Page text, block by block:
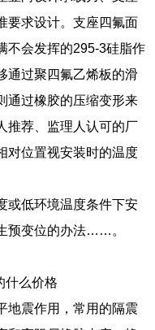
要求设计。支座四氟面
不会发挥的295-3硅脂作
通过聚四氟乙烯板的滑
通过橡胶的压缩变形来
推荐、监理人认可的厂
对位置视安装时的温度
或低环境温度条件下安
预变位的办法……。
什么价格
地震作用，常用的隔震